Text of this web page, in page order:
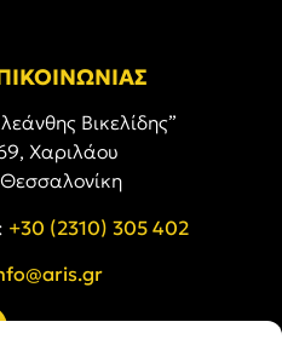
Βικελίδης”
Χαριλάου
+30 (2310) 305 402